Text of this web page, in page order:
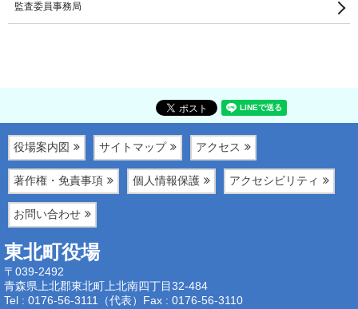
監査委員事務局
役場案内図 サイトマップ アクセス
著作権・免責事項 個人情報保護 アクセシビリティ
お問い合わせ
東北町役場
〒039-2492
青森県上北郡東北町上北南四丁目32-484
Tel : 0176-56-3111（代表） Fax : 0176-56-3110